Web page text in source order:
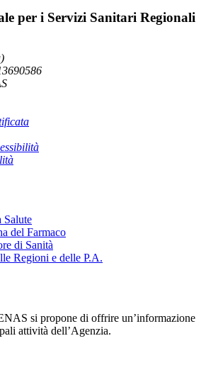
per i Servizi Sanitari Regionali
Salute
del Farmaco
di Sanità
Regioni e delle P.A.
si propone di offrire un’informazione
attività dell’Agenzia.